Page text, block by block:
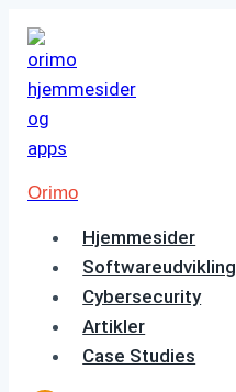
Fortsæt
indhold
Orimo
Hjemmesider
Softwareudvikling
Cybersecurity
Artikler
Case Studies